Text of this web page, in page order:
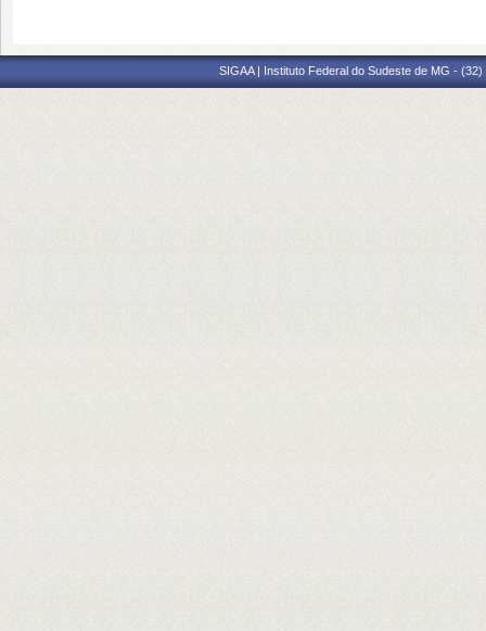
SIGAA | Instituto Federal do Sudeste de MG -